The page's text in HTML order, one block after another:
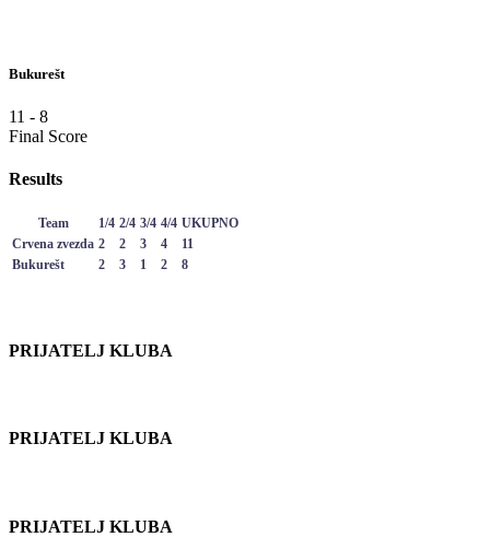
Bukurešt
11 - 8
Final Score
Results
Team 1/4 2/4 3/4 4/4 UKUPNO
Crvena zvezda 2 2 3 4
11
Bukurešt
2 3 1 2 8
PRIJATELJ KLUBA
PRIJATELJ KLUBA
PRIJATELJ KLUBA